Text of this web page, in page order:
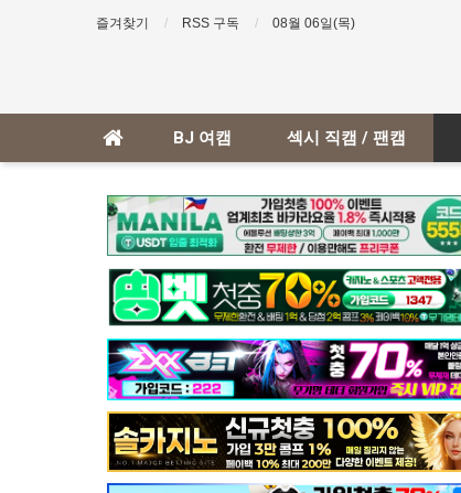
즐겨찾기 RSS 구독 08월 06일(목)
BJ 여캠 섹시 직캠 / 팬캠